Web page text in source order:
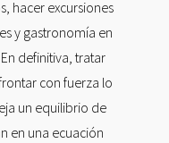
hacer excursiones
y gastronomía en
definitiva, tratar
con fuerza lo
un equilibrio de
en una ecuación